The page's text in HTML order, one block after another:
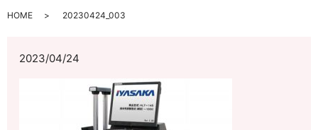
HOME 20230424_003
2023/04/24